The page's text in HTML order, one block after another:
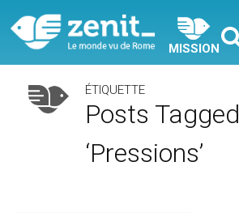
MISSION
ÉTIQUETTE
Posts Tagged
‘pressions’